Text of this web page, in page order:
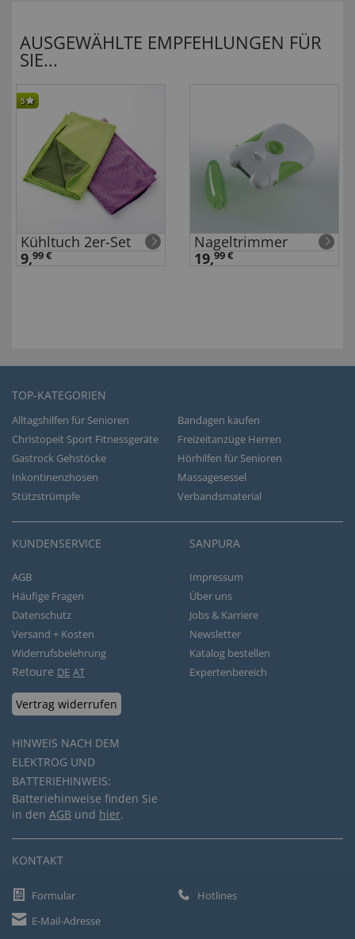
AUSGEWÄHLTE EMPFEHLUNGEN FÜR
SIE...
5
Kühltuch 2er-Set
9,99 €
Nageltrimmer
19,99 €
TOP-KATEGORIEN
Alltagshilfen für Senioren
Bandagen kaufen
Christopeit Sport Fitnessgeräte
Freizeitanzüge Herren
Gastrock Gehstöcke
Hörhilfen für Senioren
Inkontinenzhosen
Massagesessel
Stützstrümpfe
Verbandsmaterial
KUNDENSERVICE
AGB
Häufige Fragen
Datenschutz
Versand + Kosten
Widerrufsbelehrung
Retoure DE AT
Vertrag widerrufen
HINWEIS NACH DEM
ELEKTROG UND
BATTERIEHINWEIS:
Batteriehinweise finden Sie
in den AGB und hier.
SANPURA
Impressum
Über uns
Jobs & Karriere
Newsletter
Katalog bestellen
Expertenbereich
KONTAKT
Formular
Hotlines
E-Mail-Adresse